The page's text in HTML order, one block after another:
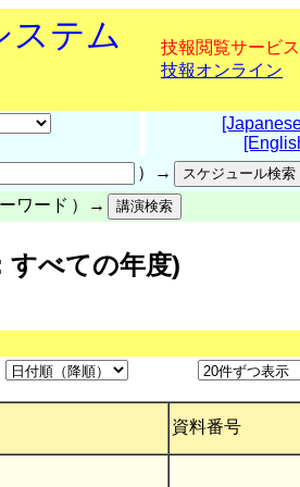
ステム
技報閲覧サービス
技報オンライン
）→
ワード ）→
べての年度)
資料番号